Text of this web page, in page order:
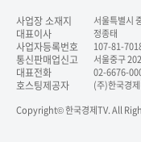
사업장 소재지 서울특별시
대표이사 정종태
사업자등록번호 107-81-
통신판매업신고 서울중구
대표전화 02-6676-
호스팅제공자
(주)한국경
Copyright© 한국경제TV. All